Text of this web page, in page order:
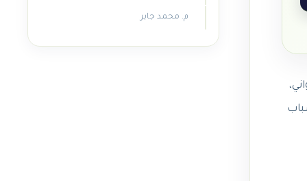
الفلتر 7 مراحل تايواني،
م. محمد جابر